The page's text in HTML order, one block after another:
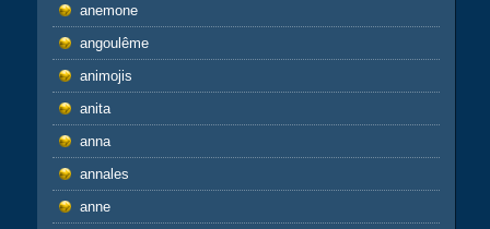
anemone
angoulême
animojis
anita
anna
annales
anne